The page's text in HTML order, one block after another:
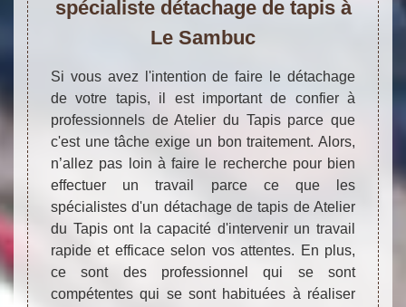
spécialiste détachage de tapis à
Le Sambuc
Si vous avez l'intention de faire le détachage
de votre tapis, il est important de confier à
professionnels de Atelier du Tapis parce que
c'est une tâche exige un bon traitement. Alors,
n’allez pas loin à faire le recherche pour bien
effectuer un travail parce ce que les
spécialistes d'un détachage de tapis de Atelier
du Tapis ont la capacité d'intervenir un travail
rapide et efficace selon vos attentes. En plus,
ce sont des professionnel qui se sont
compétentes qui se sont habituées à réaliser